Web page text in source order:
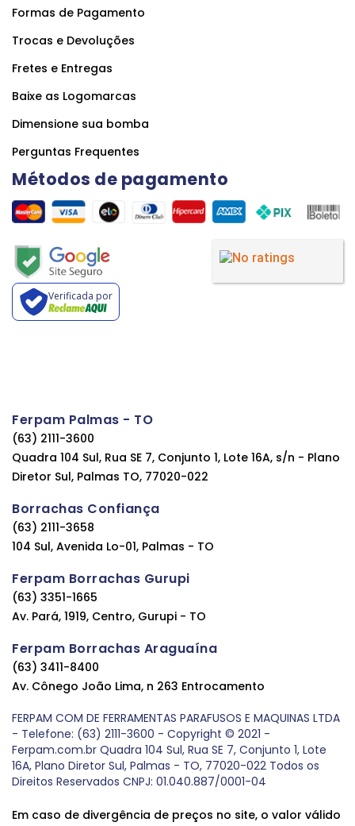
Formas de Pagamento
Trocas e Devoluções
Fretes e Entregas
Baixe as Logomarcas
Dimensione sua bomba
Perguntas Frequentes
Métodos de pagamento
Verificada por
Ferpam Palmas - TO
(63) 2111-3600
Quadra 104 Sul, Rua SE 7, Conjunto 1, Lote 16A, s/n - Plano
Diretor Sul, Palmas TO, 77020-022
Borrachas Confiança
(63) 2111-3658
104 Sul, Avenida Lo-01, Palmas - TO
Ferpam Borrachas Gurupi
(63) 3351-1665
Av. Pará, 1919, Centro, Gurupi - TO
Ferpam Borrachas Araguaína
(63) 3411-8400
Av. Cônego João Lima, n 263 Entrocamento
FERPAM COM DE FERRAMENTAS PARAFUSOS E MAQUINAS LTDA
- Telefone: (63) 2111-3600 - Copyright © 2021 -
Ferpam.com.br Quadra 104 Sul, Rua SE 7, Conjunto 1, Lote
16A, Plano Diretor Sul, Palmas - TO, 77020-022 Todos os
Direitos Reservados CNPJ: 01.040.887/0001-04
Em caso de divergência de preços no site, o valor válido